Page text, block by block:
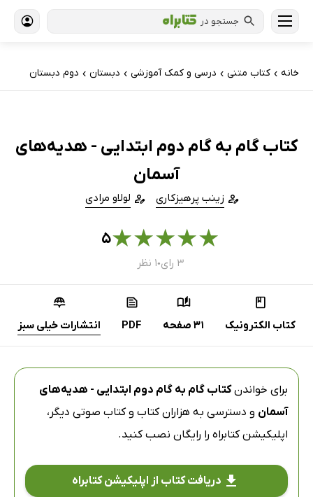
جستجو در
خانه › کتاب‌ متنی › درسی و کمک آموزشی › دبستان › دوم دبستان
کتاب گام به گام دوم ابتدایی - هدیه‌های
آسمان
زینب پرهیزکاری لولاو مرادی
★
★
★
★
★۵
۳ رای ● ۱ نظر
کتاب الکترونیک 31 صفحه PDF انتشارات خیلی سبز
برای خواندنکتاب گام به گام دوم ابتدایی - هدیه‌های
آسمان و دسترسی به هزاران کتاب و کتاب صوتی دیگر،
اپلیکیشن کتابراه را رایگان نصب کنید.
دریافت کتاب از اپلیکیشن کتابراه